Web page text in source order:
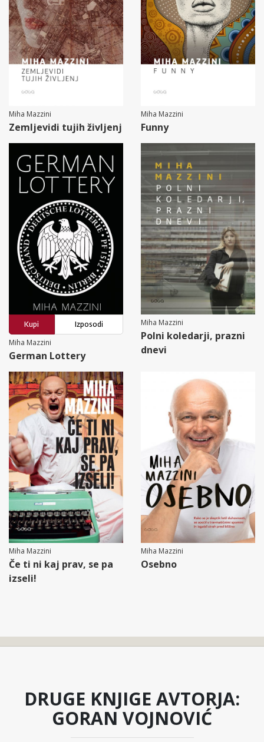
Miha Mazzini
Zemljevidi tujih življenj
Miha Mazzini
Funny
Kupi
Izposodi
Miha Mazzini
German Lottery
Miha Mazzini
Polni koledarji, prazni
dnevi
Miha Mazzini
Če ti ni kaj prav, se pa
izseli!
Miha Mazzini
Osebno
DRUGE KNJIGE AVTORJA:
GORAN VOJNOVIĆ